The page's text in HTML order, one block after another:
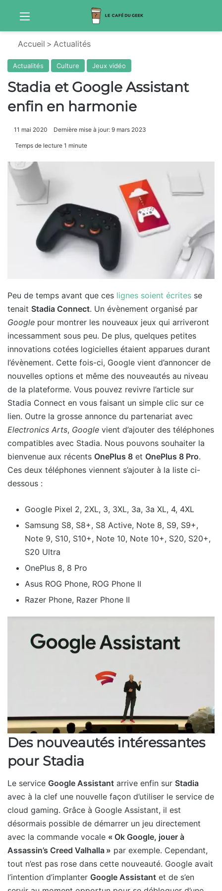
Menu
Accueil > Actualités
Actualités Culture Jeux vidéo
Stadia et Google Assistant
enfin en harmonie
11 mai 2020 Dernière mise à jour: 9 mars 2023
Temps de lecture 1 minute
Peu de temps avant que ces lignes soient écrites se
tenait Stadia Connect. Un évènement organisé par
Google pour montrer les nouveaux jeux qui arriveront
incessamment sous peu. De plus, quelques petites
innovations cotées logicielles étaient apparues durant
l’évènement. Cette fois-ci, Google vient d’annoncer de
nouvelles options et même des nouveautés au niveau
de la plateforme. Vous pouvez revivre l’article sur
Stadia Connect en vous faisant un simple clic sur ce
lien. Outre la grosse annonce du partenariat avec
Electronics Arts, Google vient d’ajouter des téléphones
compatibles avec Stadia. Nous pouvons souhaiter la
bienvenue aux récents OnePlus 8 et OnePlus 8 Pro.
Ces deux téléphones viennent s’ajouter à la liste ci-
dessous :
Google Pixel 2, 2XL, 3, 3XL, 3a, 3a XL, 4, 4XL
Samsung S8, S8+, S8 Active, Note 8, S9, S9+,
Note 9, S10, S10+, Note 10, Note 10+, S20, S20+,
S20 Ultra
OnePlus 8, 8 Pro
Asus ROG Phone, ROG Phone II
Razer Phone, Razer Phone II
Des nouveautés intéressantes
pour Stadia
Le service Google Assistant arrive enfin sur Stadia
avec à la clef une nouvelle façon d’utiliser le service de
cloud gaming. Grâce à Google Assistant, il est
désormais possible de démarrer un jeu directement
avec la commande vocale « Ok Google, jouer à
Assassin’s Creed Valhalla » par exemple. Cependant,
tout n’est pas rose dans cette nouveauté. Google avait
l’intention d’implanter Google Assistant et de s’en